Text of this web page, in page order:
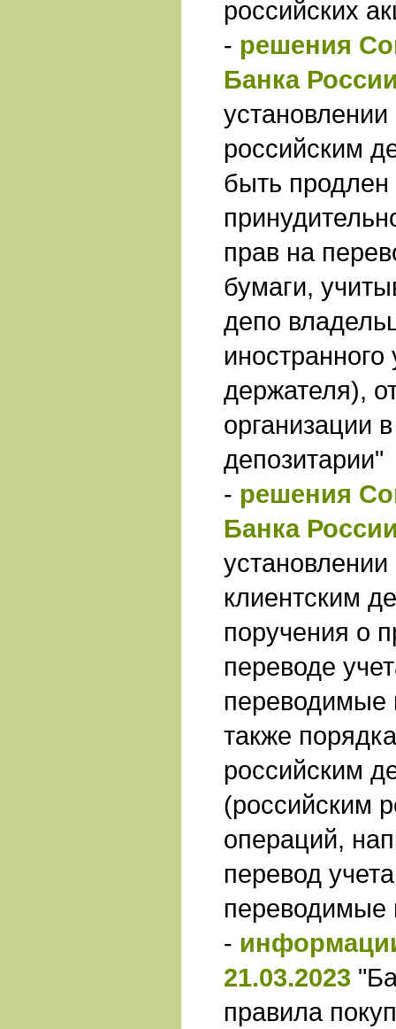
российских
- решения
Банка
российским
быть продлен
прав на
бумаги,
депо
держателя),
организации
депозитарии"
- решения
Банка
клиентским
поручения о
переводе
переводимые
также
российским
(российским
операций,
перевод
переводимые
-
21.03.2023
правила